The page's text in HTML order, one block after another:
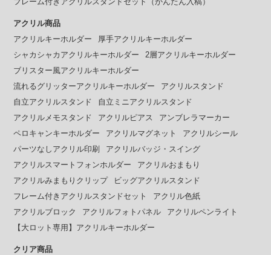
アクリル商品
アクリルキーホルダー
厚手アクリルキーホルダー
シャカシャカアクリルキーホルダー
2層アクリルキーホルダー
ブリスター風アクリルキーホルダー
流れるグリッターアクリルキーホルダー
アクリルスタンド
自立アクリルスタンド
自立ミニアクリルスタンド
アクリルメモスタンド
アクリルピアス
アンブレラマーカー
ペロキャンキーホルダー
アクリルマグネット
アクリルシール
パーツなしアクリル印刷
アクリルバッジ・スイング
アクリルスマートフォンホルダー
アクリルおまもり
アクリルみまもりクリップ
ビッグアクリルスタンド
フレーム付きアクリルスタンドセット
アクリル色紙
アクリルブロック
アクリルフォトパネル
アクリルペンライト
【大ロット専用】アクリルキーホルダー
クリア商品